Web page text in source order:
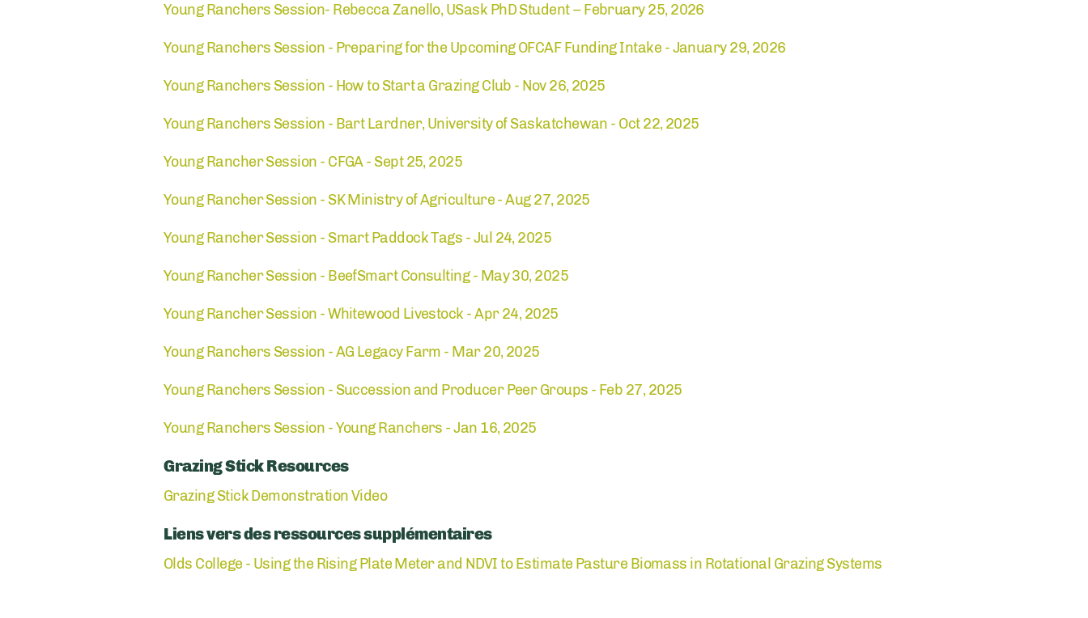
Young Ranchers Session- Rebecca Zanello, USask PhD Student – February 25, 2026
Young Ranchers Session - Preparing for the Upcoming OFCAF Funding Intake - January 29, 2026
Young Ranchers Session - How to Start a Grazing Club - Nov 26, 2025
Young Ranchers Session - Bart Lardner, University of Saskatchewan - Oct 22, 2025
Young Rancher Session - CFGA - Sept 25, 2025
Young Rancher Session - SK Ministry of Agriculture - Aug 27, 2025
Young Rancher Session - Smart Paddock Tags - Jul 24, 2025
Young Rancher Session - BeefSmart Consulting - May 30, 2025
Young Rancher Session - Whitewood Livestock - Apr 24, 2025
Young Ranchers Session - AG Legacy Farm - Mar 20, 2025
Young Ranchers Session - Succession and Producer Peer Groups - Feb 27, 2025
Young Ranchers Session - Young Ranchers - Jan 16, 2025
Grazing Stick Resources
Grazing Stick Demonstration Video
Liens vers des ressources supplémentaires
Olds College - Using the Rising Plate Meter and NDVI to Estimate Pasture Biomass in Rotational Grazing Systems